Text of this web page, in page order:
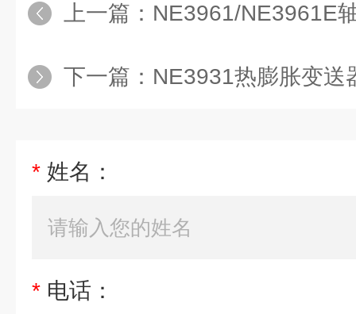
上一篇： NE3961/NE3961E
下一篇： NE3931热膨胀变送
* 姓名：
* 电话：